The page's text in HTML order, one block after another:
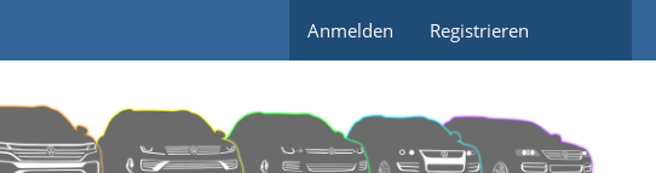
Anmelden Registrieren